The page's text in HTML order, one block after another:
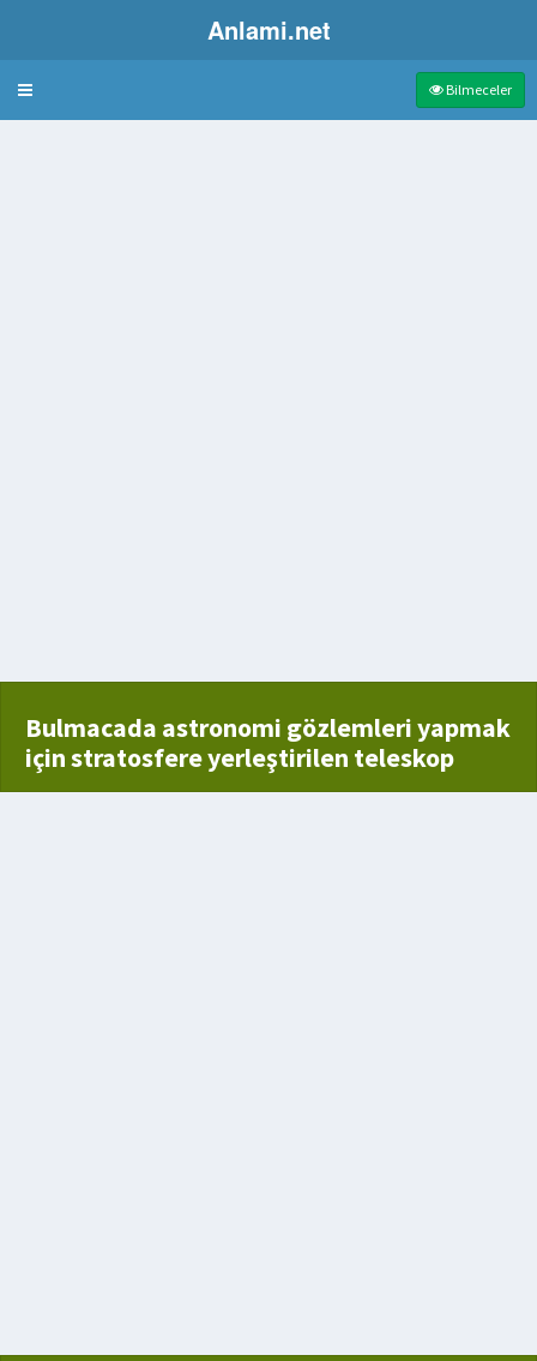
Anlami.net
Bulmaca Bilmeceler
Bulmacada astronomi gözlemleri yapmak
için stratosfere yerleştirilen teleskop